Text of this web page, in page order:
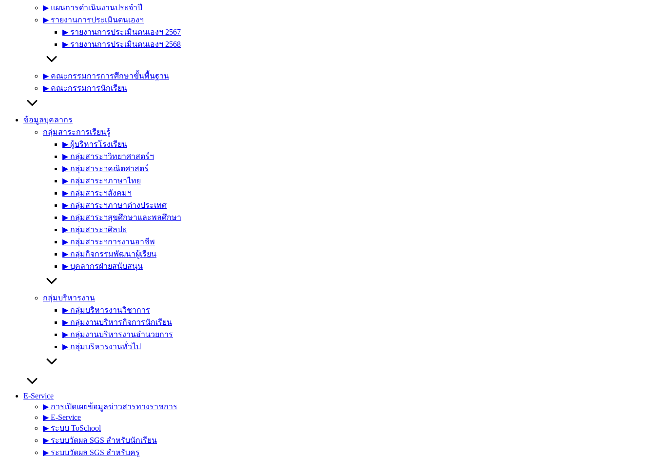
▶︎ แผนการดำเนินงานประจำปี
▶︎ รายงานการประเมินตนเองฯ
▶︎ รายงานการประเมินตนเองฯ 2567
▶︎ รายงานการประเมินตนเองฯ 2568
▶︎ คณะกรรมการการศึกษาขั้นพื้นฐาน
▶︎ คณะกรรมการนักเรียน
ข้อมูลบุคลากร
กลุ่มสาระการเรียนรู้
▶︎ ผู้บริหารโรงเรียน
▶︎ กลุ่มสาระฯวิทยาศาสตร์ฯ
▶︎ กลุ่มสาระฯคณิตศาสตร์
▶︎ กลุ่มสาระฯภาษาไทย
▶︎ กลุ่มสาระฯสังคมฯ
▶︎ กลุ่มสาระฯภาษาต่างประเทศ
▶︎ กลุ่มสาระฯสุขศึกษาและพลศึกษา
▶︎ กลุ่มสาระฯศิลปะ
▶︎ กลุ่มสาระฯการงานอาชีพ
▶︎ กลุ่มกิจกรรมพัฒนาผู้เรียน
▶︎ บุคลากรฝ่ายสนับสนุน
กลุ่มบริหารงาน
▶︎ กลุ่มบริหารงานวิชาการ
▶︎ กลุ่มงานบริหารกิจการนักเรียน
▶︎ กลุ่มงานบริหารงานอำนวยการ
▶︎ กลุ่มบริหารงานทั่วไป
E-Service
▶︎ การเปิดเผยข้อมูลข่าวสารทางราชการ
▶︎ E-Service
▶︎ ระบบ ToSchool
▶︎ ระบบวัดผล SGS สำหรับนักเรียน
▶︎ ระบบวัดผล SGS สำหรับครู